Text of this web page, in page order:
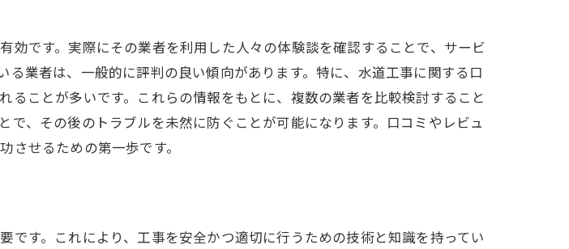
実績を確認
スの充実度
工事の実施
業者の選び方
性と準備
です。実際にその業者を利用した人々の体験談を確認することで、サービ
業者は、一般的に評判の良い傾向があります。特に、水道工事に関する口
ことが多いです。これらの情報をもとに、複数の業者を比較検討すること
、その後のトラブルを未然に防ぐことが可能になります。口コミやレビュ
せるための第一歩です。
す。これにより、工事を安全かつ適切に行うための技術と知識を持ってい